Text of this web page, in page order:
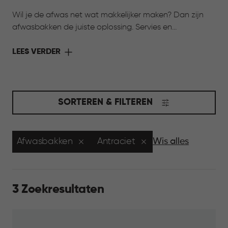
Wil je de afwas net wat makkelijker maken? Dan zijn
afwasbakken de juiste oplossing. Servies en
ideaal zijn voor andere keukenklusjes. Een praktische
LEES VERDER
SORTEREN & FILTEREN
Afwasbakken Antraciet Wis alles
3 Zoekresultaten